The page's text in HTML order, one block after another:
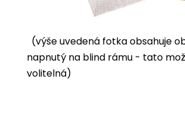
(výše uvedená fotka obsahuje
napnutý na blind rámu - tato
volitelná)